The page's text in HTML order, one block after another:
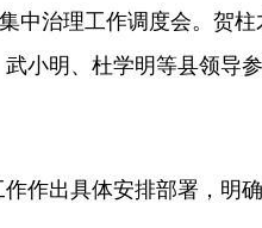
中治理工作调度会。贺
小明、杜学明等县领导参
作出具体安排部署，明